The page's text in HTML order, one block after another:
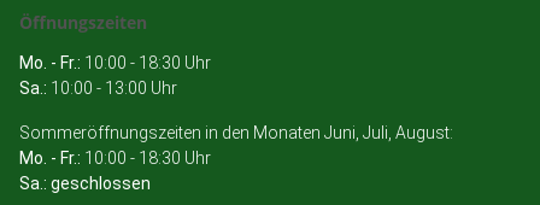
Öffnungszeiten
Mo. - Fr.: 10:00 - 18:30 Uhr
Sa.: 10:00 - 13:00 Uhr
Sommeröffnungszeiten in den Monaten Juni, Juli, August:
Mo. - Fr.: 10:00 - 18:30 Uhr
Sa.: geschlossen